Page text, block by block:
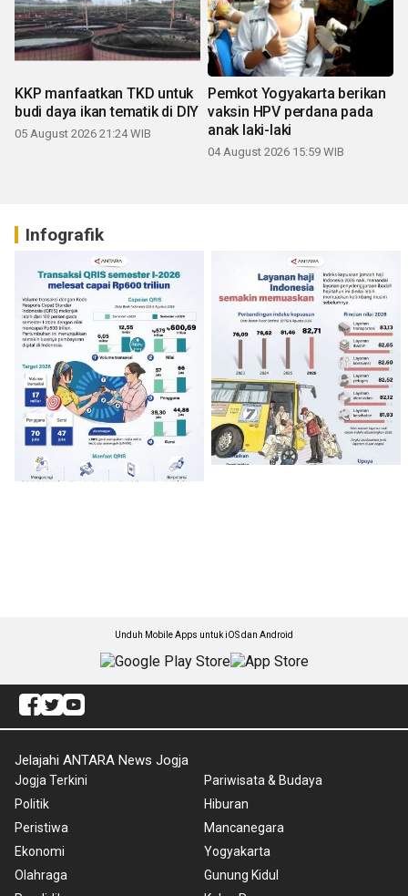
KKP manfaatkan TKD untuk
budi daya ikan tematik di DIY
05 August 2026 21:24 WIB
Pemkot Yogyakarta berikan
vaksin HPV perdana pada
anak laki-laki
04 August 2026 15:59 WIB
Infografik
Unduh Mobile Apps untuk iOS dan Android
Jelajahi ANTARA News Jogja
Jogja Terkini
Politik
Peristiwa
Ekonomi
Olahraga
Pariwisata & Budaya
Hiburan
Mancanegara
Yogyakarta
Gunung Kidul